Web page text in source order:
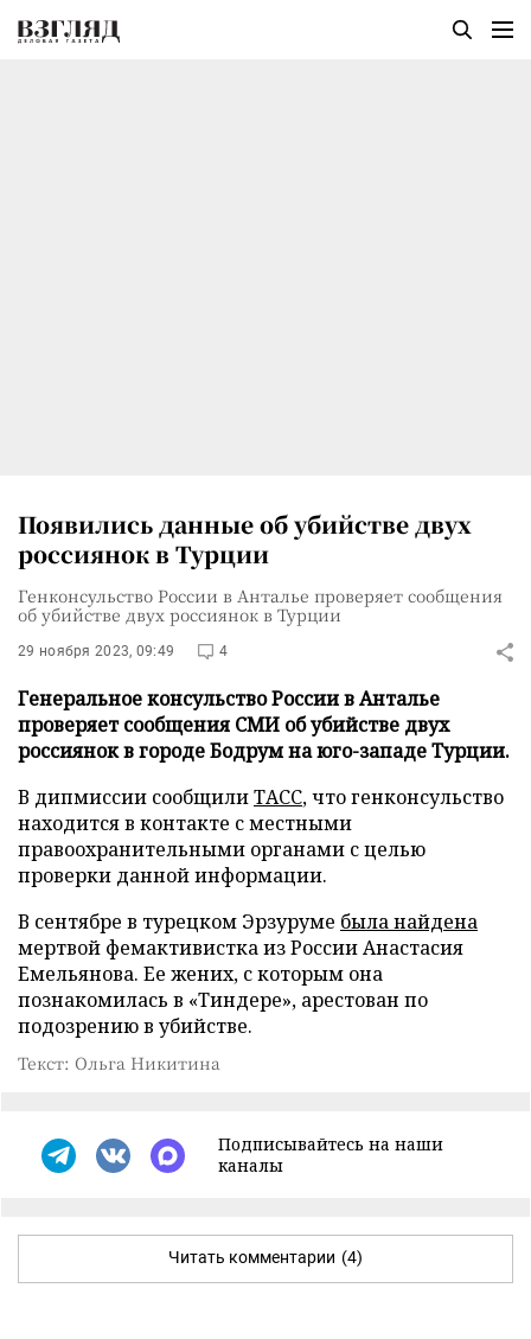
Появились данные об убийстве двух
россиянок в Турции
Генконсульство России в Анталье проверяет сообщения
об убийстве двух россиянок в Турции
29 ноября 2023, 09:49 4
Генеральное консульство России в Анталье
проверяет сообщения СМИ об убийстве двух
россиянок в городе Бодрум на юго-западе Турции.
В дипмиссии сообщилиТАСС, что генконсульство
находится в контакте с местными
правоохранительными органами с целью
проверки данной информации.
В сентябре в турецком Эрзуруме была найдена
мертвой фемактивистка из России Анастасия
Емельянова. Ее жених, с которым она
познакомилась в «Тиндере», арестован по
подозрению в убийстве.
Текст: Ольга Никитина
Подписывайтесь на наши
каналы
Читать комментарии (4)